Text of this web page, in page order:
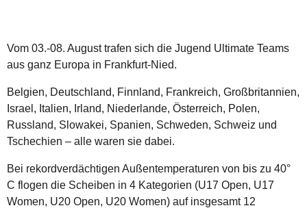
Vom 03.-08. August trafen sich die Jugend Ultimate Teams
aus ganz Europa in Frankfurt-Nied.
Belgien, Deutschland, Finnland, Frankreich, Großbritannien,
Israel, Italien, Irland, Niederlande, Österreich, Polen,
Russland, Slowakei, Spanien, Schweden, Schweiz und
Tschechien – alle waren sie dabei.
Bei rekordverdächtigen Außentemperaturen von bis zu 40°
C flogen die Scheiben in 4 Kategorien (U17 Open, U17
Women, U20 Open, U20 Women) auf insgesamt 12